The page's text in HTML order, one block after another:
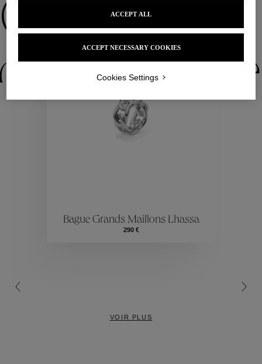
Collections
Collections
Bague Grands Maillons Lhassa
VOIR PLUS
ACCEPT NECESSARY COOKIES
ACCEPT ALL
Cookies Settings